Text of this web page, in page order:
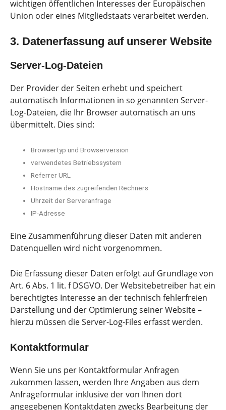
wichtigen öffentlichen Interesses der Europäischen
Union oder eines Mitgliedstaats verarbeitet werden.
3. Datenerfassung auf unserer Website
Server-Log-Dateien
Der Provider der Seiten erhebt und speichert
automatisch Informationen in so genannten Server-
Log-Dateien, die Ihr Browser automatisch an uns
übermittelt. Dies sind:
Browsertyp und Browserversion
verwendetes Betriebssystem
Referrer URL
Hostname des zugreifenden Rechners
Uhrzeit der Serveranfrage
IP-Adresse
Eine Zusammenführung dieser Daten mit anderen
Datenquellen wird nicht vorgenommen.
Die Erfassung dieser Daten erfolgt auf Grundlage von
Art. 6 Abs. 1 lit. f DSGVO. Der Websitebetreiber hat ein
berechtigtes Interesse an der technisch fehlerfreien
Darstellung und der Optimierung seiner Website –
hierzu müssen die Server-Log-Files erfasst werden.
Kontaktformular
Wenn Sie uns per Kontaktformular Anfragen
zukommen lassen, werden Ihre Angaben aus dem
Anfrageformular inklusive der von Ihnen dort
angegebenen Kontaktdaten zwecks Bearbeitung der